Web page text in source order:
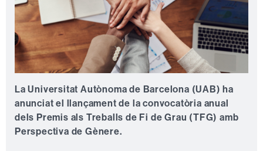
La Universitat Autònoma de Barcelona (UAB) ha
anunciat el llançament de la convocatòria anual
dels Premis als Treballs de Fi de Grau (TFG) amb
Perspectiva de Gènere.